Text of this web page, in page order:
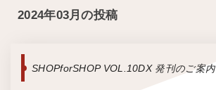
2024年03月の投稿
SHOPforSHOP VOL.10DX 発刊のご案内